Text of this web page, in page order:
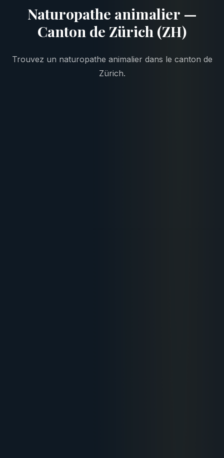
Naturopathe animalier —
Canton de Zürich (ZH)
Trouvez un naturopathe animalier dans le canton de
Zürich.